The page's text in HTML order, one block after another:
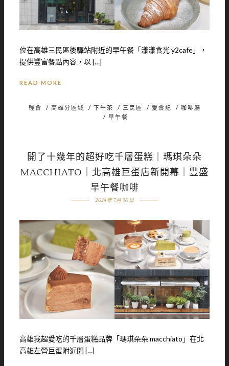
位在高雄三民區後驛站附近的早午餐「漾漾食光 y2cafe」，
提供豐富餐點內容，以 […]
READ MORE
輕食 / 高雄分區域 / 下午茶 / 三民區 / 愛食記 / 咖啡廳
/ 早午餐
開了十幾年的超好吃千層蛋糕｜瑪琪朵朵
MACCHIATO｜北高雄巨蛋店新開幕｜豐盛
早午餐咖啡
2024 年 7 月 30 日
高雄我超愛吃的千層蛋糕品牌「瑪琪朵朵 macchiato」在北
高雄左營巨蛋附近開 […]